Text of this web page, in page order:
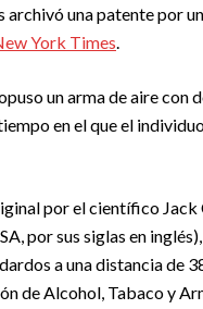
una patente por
York Times.
un arma de aire
en el que el
por el científico
por sus siglas en
a una distancia de
de Alcohol, Tabaco y